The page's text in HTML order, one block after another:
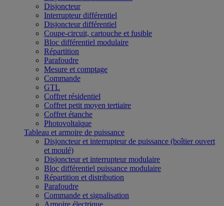
Disjoncteur
Interrupteur différentiel
Disjoncteur différentiel
Coupe-circuit, cartouche et fusible
Bloc différentiel modulaire
Répartition
Parafoudre
Mesure et comptage
Commande
GTL
Coffret résidentiel
Coffret petit moyen tertiaire
Coffret étanche
Photovoltaïque
Tableau et armoire de puissance
Disjoncteur et interrupteur de puissance (boîtier ouvert
et moulé)
Disjoncteur et interrupteur modulaire
Bloc différentiel puissance modulaire
Répartition et distribution
Parafoudre
Commande et signalisation
Armoire électrique